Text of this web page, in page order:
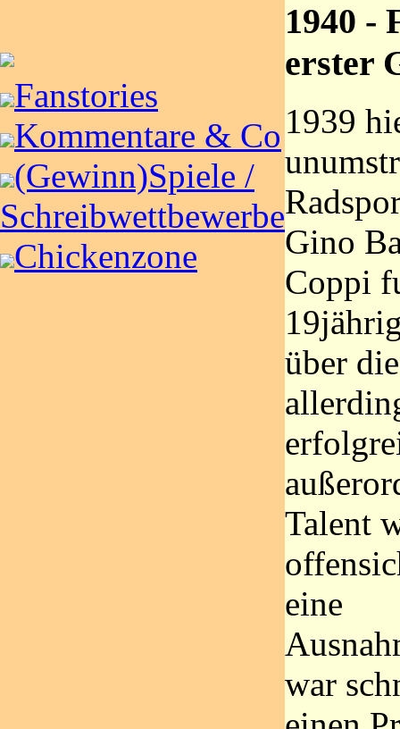
Fanstories
Kommentare & Co
(Gewinn)Spiele /
Schreibwettbewerbe
Chickenzone
1940 -
erster
1939
Gino
Coppi
über
Talent
eine
war